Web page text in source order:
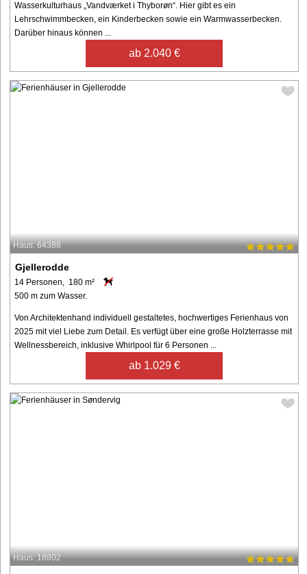
Wasserkulturhaus „Vandværket i Thyborøn“. Hier gibt es ein
Lehrschwimmbecken, ein Kinderbecken sowie ein Warmwasserbecken.
Darüber hinaus können ...
ab 2.040 €
Haus: 64388
Gjellerodde
14 Personen, 180 m²
500 m zum Wasser.
Von Architektenhand individuell gestaltetes, hochwertiges Ferienhaus von
2025 mit viel Liebe zum Detail. Es verfügt über eine große Holzterrasse mit
Wellnessbereich, inklusive Whirlpool für 6 Personen ...
ab 1.029 €
Haus: 18802